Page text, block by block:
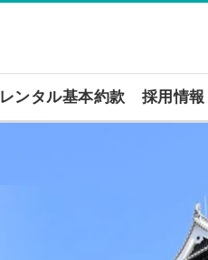
レンタル基本約款 採用情報